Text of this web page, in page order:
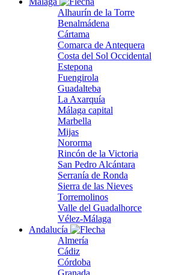
Alhaurín de la Torre
Benalmádena
Cártama
Comarca de Antequera
Costa del Sol Occidental
Estepona
Fuengirola
Guadalteba
La Axarquía
Málaga capital
Marbella
Mijas
Nororma
Rincón de la Victoria
San Pedro Alcántara
Serranía de Ronda
Sierra de las Nieves
Torremolinos
Valle del Guadalhorce
Vélez-Málaga
Andalucía
Almería
Cádiz
Córdoba